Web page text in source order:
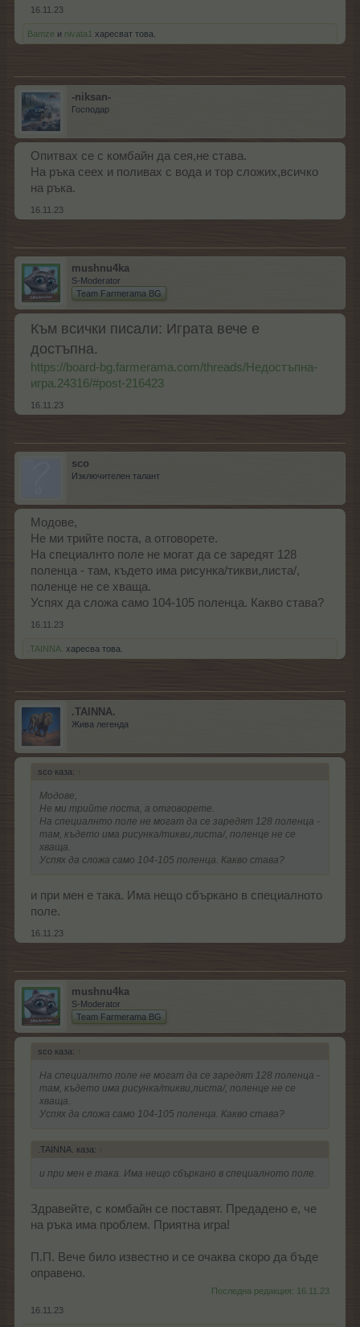
16.11.23
Bamze и nivata1 харесват това.
-niksan-
Господар
Опитвах се с комбайн да сея,не става.
На ръка сеех и поливах с вода и тор сложих,всичко
на ръка.
16.11.23
mushnu4ka
S-Moderator
Team Farmerama BG
Към всички писали: Играта вече е
достъпна.
https://board-bg.farmerama.com/threads/Недостъпна-
игра.24316/#post-216423
16.11.23
sco
Изключителен талант
Модове,
Не ми трийте поста, а отговорете.
На специалнто поле не могат да се заредят 128
поленца - там, където има рисунка/тикви,листа/,
поленце не се хваща.
Успях да сложа само 104-105 поленца. Какво става?
16.11.23
.TAINNA. харесва това.
.TAINNA.
Жива легенда
sco каза: ↑
Модове,
Не ми трийте поста, а отговорете.
На специалнто поле не могат да се заредят 128 поленца -
там, където има рисунка/тикви,листа/, поленце не се
хваща.
Успях да сложа само 104-105 поленца. Какво става?
и при мен е така. Има нещо сбъркано в специалното
поле.
16.11.23
mushnu4ka
S-Moderator
Team Farmerama BG
sco каза: ↑
На специалнто поле не могат да се заредят 128 поленца -
там, където има рисунка/тикви,листа/, поленце не се
хваща.
Успях да сложа само 104-105 поленца. Какво става?
.TAINNA. каза: ↑
и при мен е така. Има нещо сбъркано в специалното поле.
Здравейте, с комбайн се поставят. Предадено е, че
на ръка има проблем. Приятна игра!
П.П. Вече било известно и се очаква скоро да бъде
оправено.
Последна редакция: 16.11.23
16.11.23